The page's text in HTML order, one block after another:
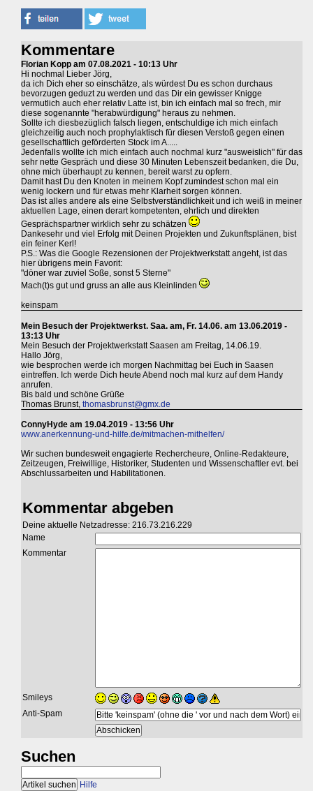
Kommentare
Florian Kopp am 07.08.2021 - 10:13 Uhr
Hi nochmal Lieber Jörg,
da ich Dich eher so einschätze, als würdest Du es schon durchaus
bevorzugen geduzt zu werden und das Dir ein gewisser Knigge
vermutlich auch eher relativ Latte ist, bin ich einfach mal so frech, mir
diese sogenannte "herabwürdigung" heraus zu nehmen.
Sollte ich diesbezüglich falsch liegen, entschuldige ich mich einfach
gleichzeitig auch noch prophylaktisch für diesen Verstoß gegen einen
gesellschaftlich geförderten Stock im A.....
Jedenfalls wollte ich mich einfach auch nochmal kurz "ausweislich" für das
sehr nette Gespräch und diese 30 Minuten Lebenszeit bedanken, die Du,
ohne mich überhaupt zu kennen, bereit warst zu opfern.
Damit hast Du den Knoten in meinem Kopf zumindest schon mal ein
wenig lockern und für etwas mehr Klarheit sorgen können.
Das ist alles andere als eine Selbstverständlichkeit und ich weiß in meiner
aktuellen Lage, einen derart kompetenten, ehrlich und direkten
Gesprächspartner wirklich sehr zu schätzen
Dankesehr und viel Erfolg mit Deinen Projekten und Zukunftsplänen, bist
ein feiner Kerl!
P.S.: Was die Google Rezensionen der Projektwerkstatt angeht, ist das
hier übrigens mein Favorit:
"döner war zuviel Soße, sonst 5 Sterne"
Mach(t)s gut und gruss an alle aus Kleinlinden
keinspam
Mein Besuch der Projektwerkst. Saa. am, Fr. 14.06. am 13.06.2019 -
13:13 Uhr
Mein Besuch der Projektwerkstatt Saasen am Freitag, 14.06.19.
Hallo Jörg,
wie besprochen werde ich morgen Nachmittag bei Euch in Saasen
eintreffen. Ich werde Dich heute Abend noch mal kurz auf dem Handy
anrufen.
Bis bald und schöne Grüße
Thomas Brunst, thomasbrunst@gmx.de
ConnyHyde am 19.04.2019 - 13:56 Uhr
www.anerkennung-und-hilfe.de/mitmachen-mithelfen/
Wir suchen bundesweit engagierte Rechercheure, Online-Redakteure,
Zeitzeugen, Freiwillige, Historiker, Studenten und Wissenschaftler evt. bei
Abschlussarbeiten und Habilitationen.
Kommentar abgeben
Deine aktuelle Netzadresse: 216.73.216.229
Name
Kommentar
Smileys
Anti-Spam
Suchen
Hilfe